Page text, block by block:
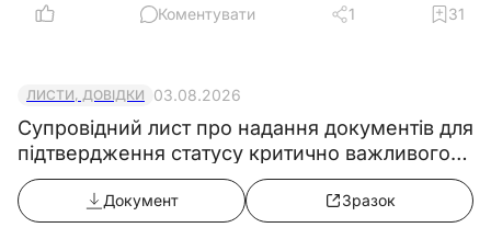
Коментувати
1 31
ЛИСТИ, ДОВІДКИ 03.08.2026
Супровідний лист про надання документів для
підтвердження статусу критично важливого
підприємства
Документ Зразок